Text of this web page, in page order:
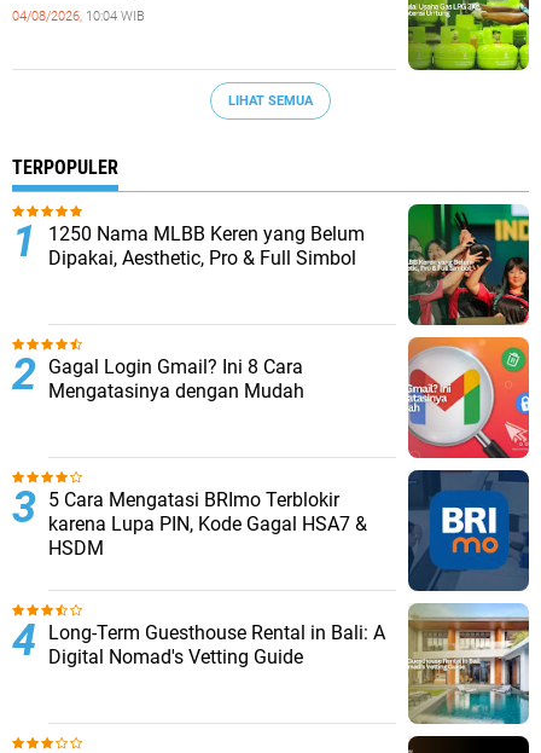
04/08/2026, 10:04 WIB
LIHAT SEMUA
TERPOPULER
1250 Nama MLBB Keren yang Belum
Dipakai, Aesthetic, Pro & Full Simbol
Gagal Login Gmail? Ini 8 Cara
Mengatasinya dengan Mudah
5 Cara Mengatasi BRImo Terblokir
karena Lupa PIN, Kode Gagal HSA7 &
HSDM
Long-Term Guesthouse Rental in Bali: A
Digital Nomad's Vetting Guide